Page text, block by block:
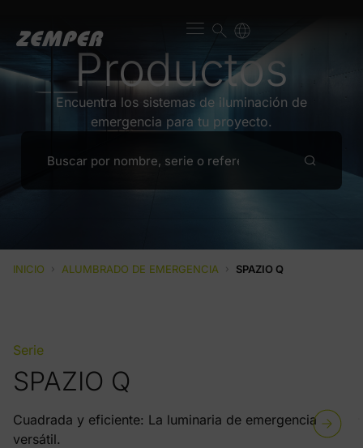
Productos
Encuentra los sistemas de iluminación de
emergencia para tu proyecto.
INICIO › ALUMBRADO DE EMERGENCIA › SPAZIO Q
Serie
SPAZIO Q
Cuadrada y eficiente: La luminaria de emergencia
versátil.